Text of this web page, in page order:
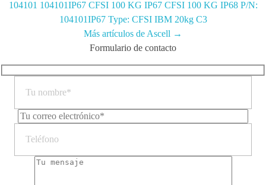
104101 104101IP67 CFSI 100 KG IP67 CFSI 100 KG IP68 P/N:
104101IP67 Type: CFSI IBM 20kg C3
Más artículos de Ascell →
Formulario de contacto